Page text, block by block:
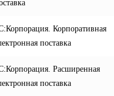
Корпоративная
поставка
Расширенная
поставка